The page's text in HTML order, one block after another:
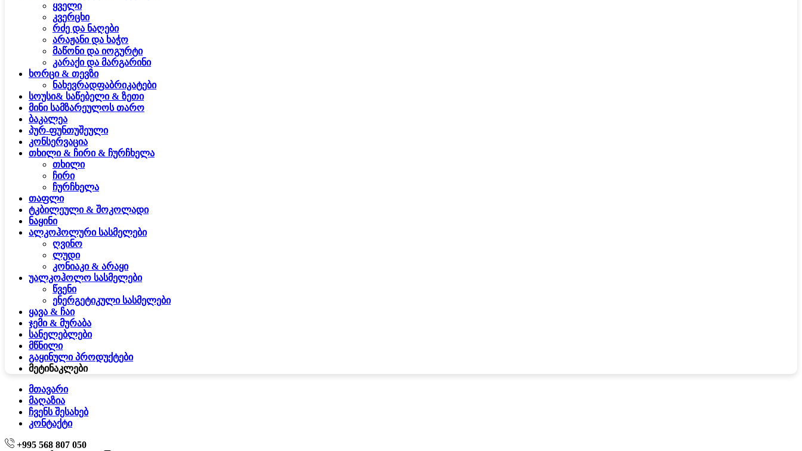
ყველი
კვერცხი
რძე და ნაღები
არაჟანი და ხაჭო
მაწონი და იოგურტი
კარაქი და მარგარინი
ხორცი & თევზი
ნახევრადფაბრიკატები
სოუსი& საწებელი & ზეთი
მინი სამზარეულოს თარო
ბაკალეა
პურ-ფუნთუშეული
კონსერვაცია
თხილი & ჩირი & ჩურჩხელა
თხილი
ჩირი
ჩურჩხელა
თაფლი
ტკბილეული & შოკოლადი
ნაყინი
ალკოჰოლური სასმელები
ღვინო
ლუდი
კონიაკი & არაყი
უალკოჰოლო სასმელები
წვენი
ენერგეტიკული სასმელები
ყავა & ჩაი
ჯემი & მურაბა
სანელებლები
მწნილი
გაყინული პროდუქტები
მეტინაკლები
მთავარი
მაღაზია
ჩვენს შესახებ
კონტაქტი
+995 568 807 050